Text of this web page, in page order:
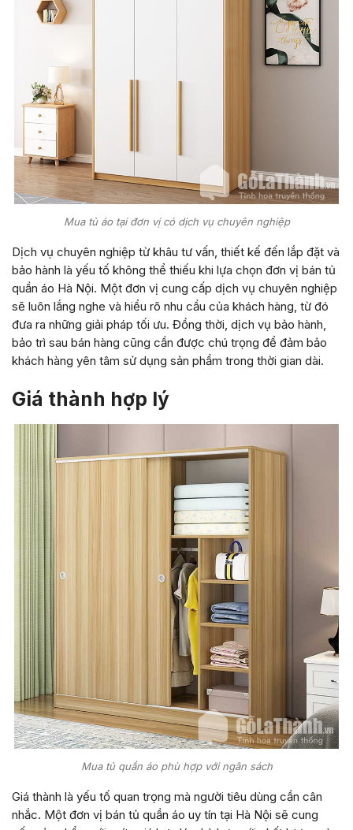
Mua tủ áo tại đơn vị có dịch vụ chuyên nghiệp
Dịch vụ chuyên nghiệp từ khâu tư vấn, thiết kế đến lắp đặt và
bảo hành là yếu tố không thể thiếu khi lựa chọn đơn vị bán tủ
quần áo Hà Nội. Một đơn vị cung cấp dịch vụ chuyên nghiệp
sẽ luôn lắng nghe và hiểu rõ nhu cầu của khách hàng, từ đó
đưa ra những giải pháp tối ưu. Đồng thời, dịch vụ bảo hành,
bảo trì sau bán hàng cũng cần được chú trọng để đảm bảo
khách hàng yên tâm sử dụng sản phẩm trong thời gian dài.
Giá thành hợp lý
Mua tủ quần áo phù hợp với ngân sách
Giá thành là yếu tố quan trọng mà người tiêu dùng cần cân
nhắc. Một đơn vị bán tủ quần áo uy tín tại Hà Nội sẽ cung